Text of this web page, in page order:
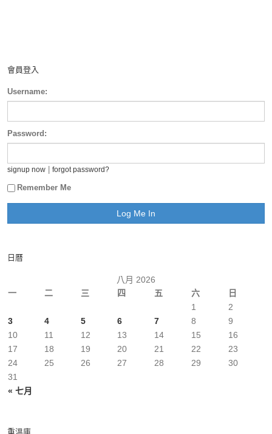
會員登入
Username:
Password:
signup now forgot password?
Remember Me
日曆
八月 2026
一
二 三 四 五 六 日
« 七月
1
2
3
4 5 6 7 8
9
10
11 12 13 14 15
16
17
18 19 20 21 22
23
24
25 26 27 28 29
30
31
重溫庫